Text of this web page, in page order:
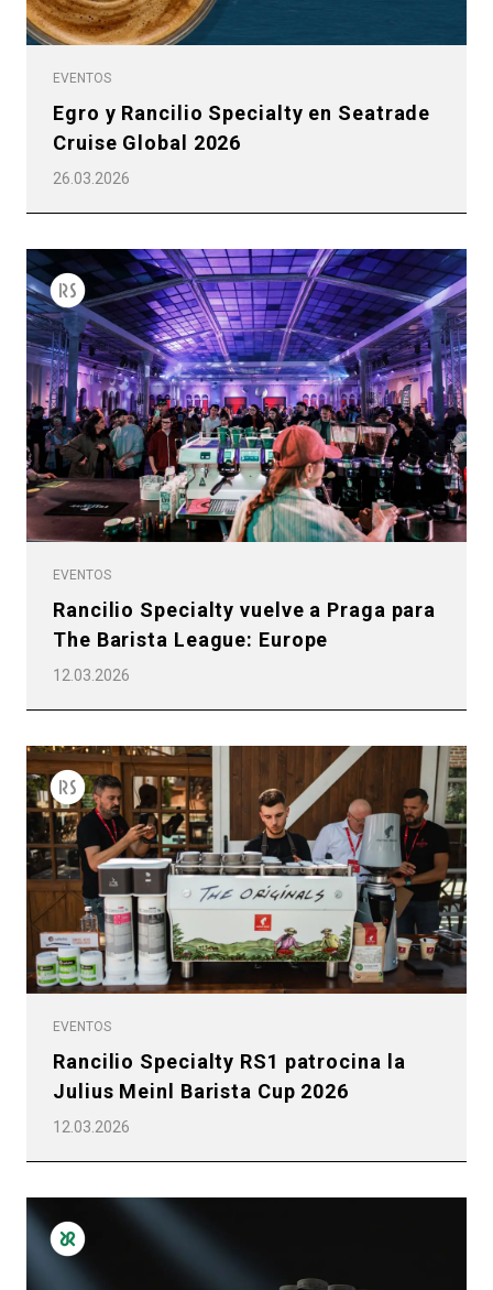
EVENTOS
Egro y Rancilio Specialty en Seatrade
Cruise Global 2026
26.03.2026
EVENTOS
Rancilio Specialty vuelve a Praga para
The Barista League: Europe
12.03.2026
EVENTOS
Rancilio Specialty RS1 patrocina la
Julius Meinl Barista Cup 2026
12.03.2026